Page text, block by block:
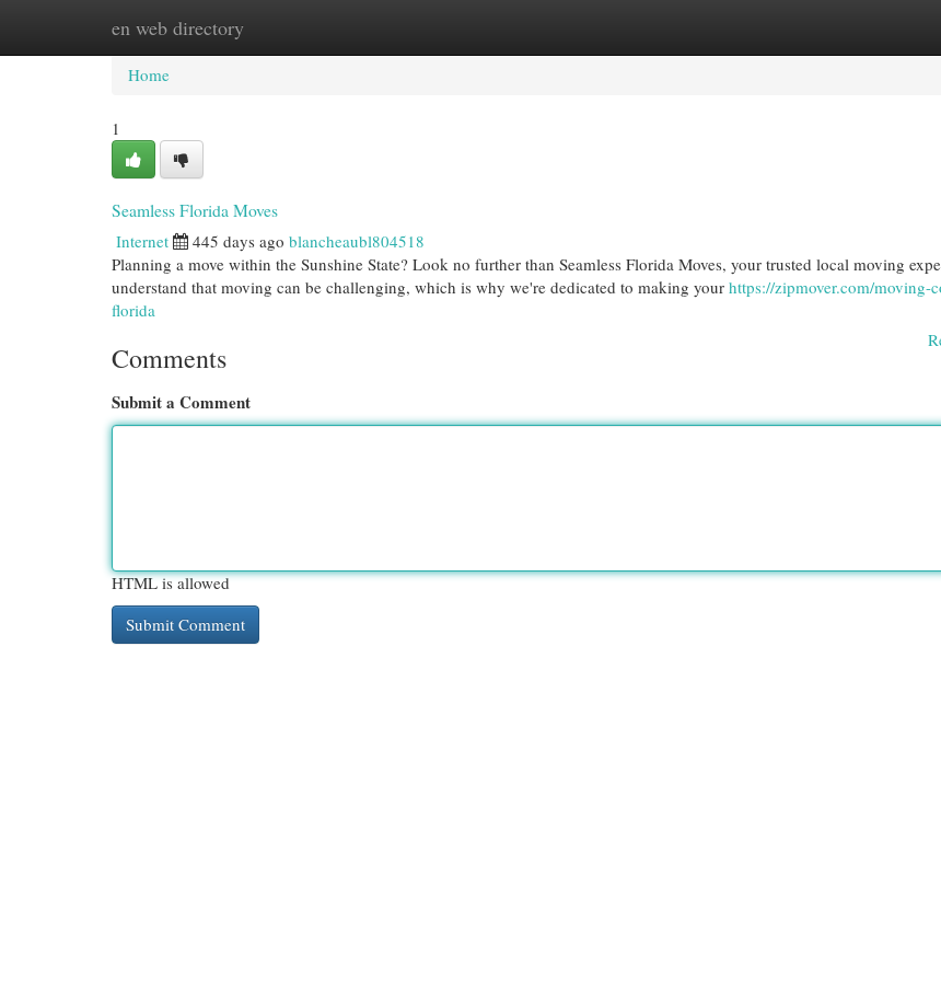
en web directory
Home New Site Listings
Home
1
Seamless Florida Moves
Internet 445 days ago blancheaubl804518
Planning a move within the Sunshine State? Look no further than Seamless Florida Moves, your trusted local moving
understand that moving can be challenging, which is why we're dedicated to making your https://zipmover.com/moving-
florida
Comments
Submit a Comment
HTML is allowed